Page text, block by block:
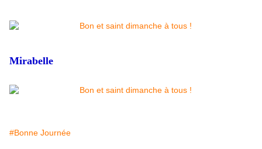
Mirabelle
#Bonne Journée